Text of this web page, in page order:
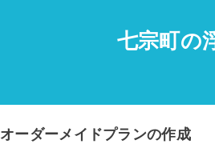
七宗町の
オーダーメイドプランの作成